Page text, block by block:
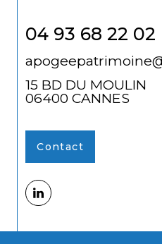
04 93 68 22 02
15 BD DU MOULIN
06400 CANNES
Contact